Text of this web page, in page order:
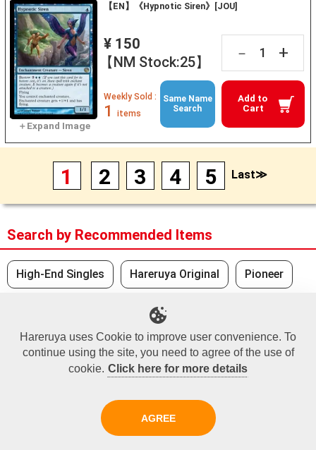
【EN】《Hypnotic Siren》[JOU]
¥ 150
【NM Stock:25】
－ +
Add to
Cart
Weekly Sold :
1 items
Same Name
Search
1 2 3 4 5 Last≫
Search by Recommended Items
High-End Singles Hareruya Original Pioneer
Japanese Value
Modern Japanese Supply Price Down Items
Recently Viewed
Hareruya uses Cookie to improve user convenience. To
continue using the site, you need to agree of the use of
cookie. Click here for more details
AGREE